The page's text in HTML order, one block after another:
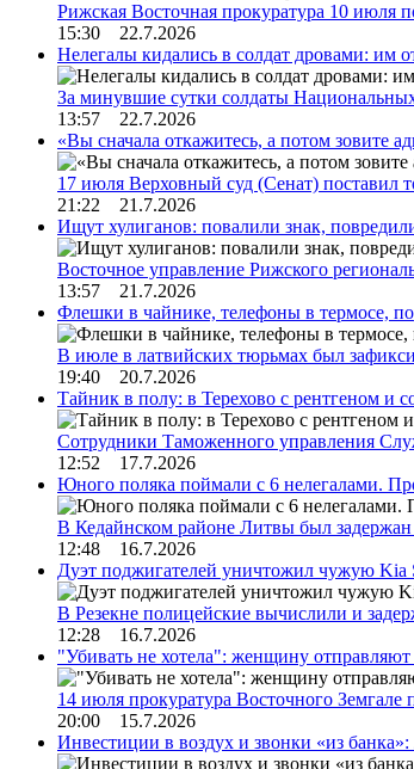
Рижская Восточная прокуратура 10 июля
15:30 22.7.2026
Нелегалы кидались в солдат дровами: им
За минувшие сутки солдаты
13:57 22.7.2026
«Вы сначала откажитесь, а потом зовите
17 июля Верховный суд (Сенат) поставил
21:22 21.7.2026
Ищут хулиганов: повалили знак,
Восточное управление Рижского
13:57 21.7.2026
Флешки в чайнике, телефоны в термосе,
В июле в латвийских тюрьмах был
19:40 20.7.2026
Тайник в полу: в Терехово с рентгеном и
Сотрудники Таможенного управления
12:52 17.7.2026
Юного поляка поймали с 6 нелегалами.
В Кедайнском районе Литвы был
12:48 16.7.2026
Дуэт поджигателей уничтожил чужую Kia
В Резекне полицейские вычислили и
12:28 16.7.2026
"Убивать не хотела": женщину отправляют
14 июля прокуратура Восточного Земгале
20:00 15.7.2026
Инвестиции в воздух и звонки «из